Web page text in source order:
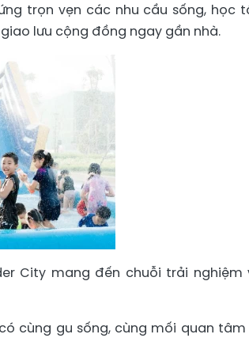
trọn vẹn các nhu cầu sống, học
lưu cộng đồng ngay gần nhà.
City mang đến chuỗi trải nghiệm
cùng gu sống, cùng mối quan tâm